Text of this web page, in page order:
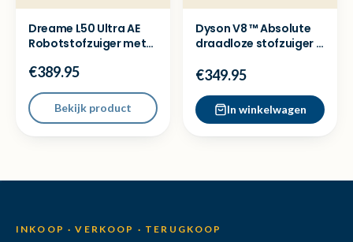
Dreame L50 Ultra AE
Robotstofzuiger met
€389.95
Bekijk product
Dyson V8 ™ Absolute
draadloze stofzuiger -
€349.95
In winkelwagen
INKOOP · VERKOOP · TERUGKOOP